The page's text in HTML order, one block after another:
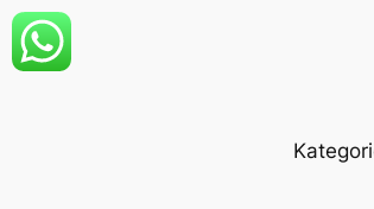
Zum
Inhalt